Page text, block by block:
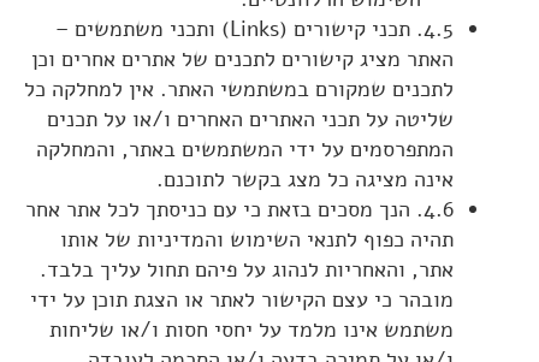
4.5. תכני קישורים (Links) ותכני משתמשים –
האתר מציג קישורים לתכנים של אתרים אחרים וכן
לתכנים שמקורם במשתמשי האתר. אין למחלקה כל
שליטה על תכני האתרים האחרים ו/או על תכנים
המתפרסמים על ידי המשתמשים באתר, והמחלקה
אינה מציגה כל מצג בקשר לתוכנם.
4.6. הנך מסכים בזאת כי עם כניסתך לכל אתר אחר
תהיה כפוף לתנאי השימוש והמדיניות של אותו
אתר, והאחריות לנהוג על פיהם תחול עליך בלבד.
מובהר כי עצם הקישור לאתר או הצגת תוכן על ידי
משתמש אינו מלמד על יחסי חסות ו/או שליחות